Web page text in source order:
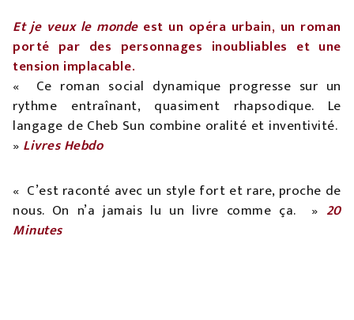
Et je veux le mondeest un opéra urbain, un roman
porté par des personnages inoubliables et une
tension implacable.
« Ce roman social dynamique progresse sur un
rythme entraînant, quasiment rhapsodique. Le
langage de Cheb Sun combine oralité et inventivité.
» Livres Hebdo
« C’est raconté avec un style fort et rare, proche de
nous. On n’a jamais lu un livre comme ça. » 20
Minutes